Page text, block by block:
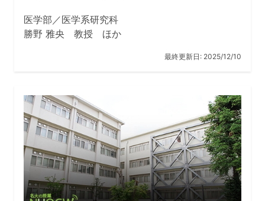
医学部／医学系研究科
勝野 雅央 教授 ほか
最終更新日: 2025/12/10